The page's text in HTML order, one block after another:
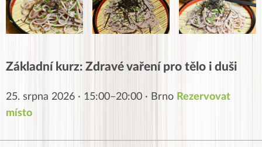
Základní kurz: Zdravé vaření pro tělo i duši
25. srpna 2026 · 15:00–20:00 · Brno Rezervovat
místo